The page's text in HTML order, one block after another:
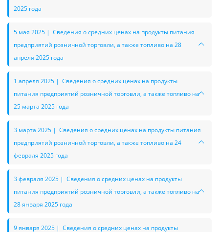
2025 года
5 мая 2025 | Сведения о средних ценах на продукты питания
предприятий розничной торговли, а также топливо на 28
апреля 2025 года
1 апреля 2025 | Сведения о средних ценах на продукты
питания предприятий розничной торговли, а также топливо на
25 марта 2025 года
3 марта 2025 | Сведения о средних ценах на продукты питания
предприятий розничной торговли, а также топливо на 24
февраля 2025 года
3 февраля 2025 | Сведения о средних ценах на продукты
питания предприятий розничной торговли, а также топливо на
28 января 2025 года
9 января 2025 | Сведения о средних ценах на продукты